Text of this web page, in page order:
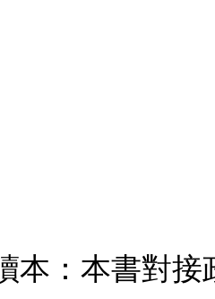
本：本書對接